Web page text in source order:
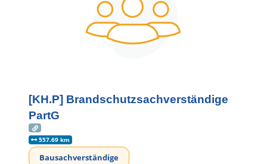
[KH.P] Brandschutzsachverständige
PartG
557.69 km
Bausachverständige